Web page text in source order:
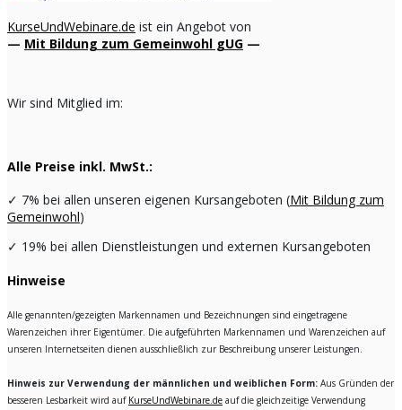
KurseUndWebinare.de ist ein Angebot von
— Mit Bildung zum Gemeinwohl gUG —
Wir sind Mitglied im:
Alle Preise inkl. MwSt.:
✓ 7% bei allen unseren eigenen Kursangeboten (Mit Bildung zum
Gemeinwohl)
✓ 19% bei allen Dienstleistungen und externen Kursangeboten
Hinweise
Alle genannten/gezeigten Markennamen und Bezeichnungen sind eingetragene
Warenzeichen ihrer Eigentümer. Die aufgeführten Markennamen und Warenzeichen auf
unseren Internetseiten dienen ausschließlich zur Beschreibung unserer Leistungen.
Hinweis zur Verwendung der männlichen und weiblichen Form: Aus Gründen der
besseren Lesbarkeit wird auf KurseUndWebinare.de auf die gleichzeitige Verwendung